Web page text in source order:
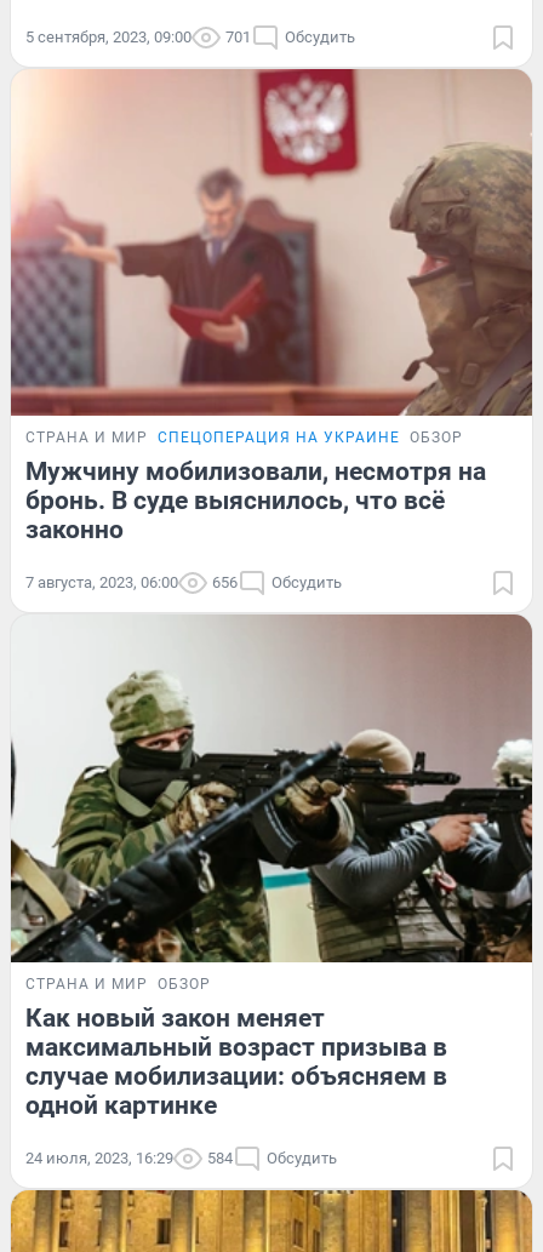
5 сентября, 2023, 09:00 701 Обсудить
СТРАНА И МИР СПЕЦОПЕРАЦИЯ НА УКРАИНЕ ОБЗОР
Мужчину мобилизовали, несмотря на
бронь. В суде выяснилось, что всё
законно
7 августа, 2023, 06:00 656 Обсудить
СТРАНА И МИР ОБЗОР
Как новый закон меняет
максимальный возраст призыва в
случае мобилизации: объясняем в
одной картинке
24 июля, 2023, 16:29 584 Обсудить